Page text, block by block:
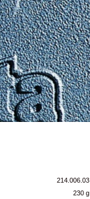
214.006.03
230 g